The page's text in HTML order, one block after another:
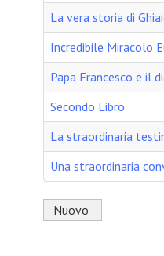
La vera storia di
Incredibile Miracolo
Papa Francesco e il
Secondo Libro
La straordinaria
Una straordinaria
Nuovo